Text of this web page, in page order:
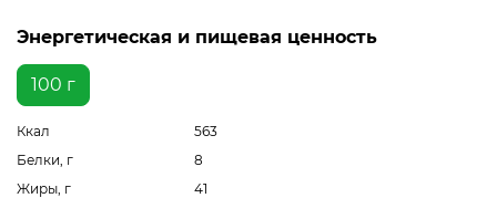
Энергетическая и пищевая ценность
100 г
Ккал
563
Белки, г
8
Жиры, г
41